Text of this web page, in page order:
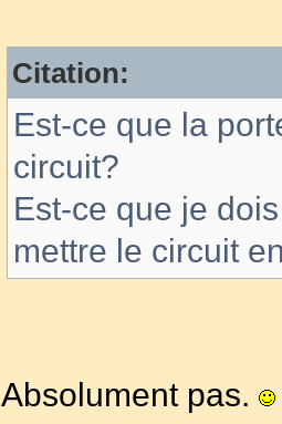
Citation:
Est-ce que la
circuit?
Est-ce que je
mettre le circuit
Absolument pas.